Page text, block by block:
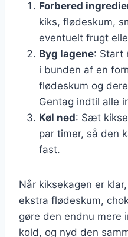
Forbered
kiks, flødeskum,
eventuelt frugt
Byg lagene: Start
i bunden af en
flødeskum og
Gentag indtil alle
Køl ned: Sæt
par timer, så den
fast.
Når kiksekagen er
ekstra flødeskum,
gøre den endnu mere
kold, og nyd den